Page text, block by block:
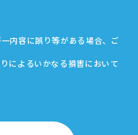
内容に誤り等がある場合、ご
によるいかなる損害において